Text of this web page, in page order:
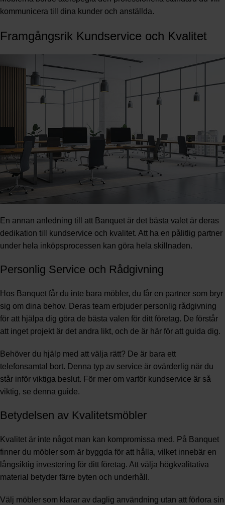
kommunicera till dina kunder och anställda.
Framgångsrik Kundservice och Kvalitet
En annan anledning till att Banquet är det bästa valet är deras
dedikation till kundservice och kvalitet. Att ha en pålitlig partner
under hela inköpsprocessen kan göra hela skillnaden.
Personlig Service och Rådgivning
Hos Banquet får du inte bara möbler, du får en partner som bryr
sig om dina behov. Deras team erbjuder personlig rådgivning
för att hjälpa dig göra de bästa valen för ditt företag. De förstår
att inget projekt är det andra likt, och de är här för att guida dig.
Behöver du hjälp med att välja rätt? De är bara ett
telefonsamtal bort. Denna typ av service är ovärderlig när du
står inför viktiga beslut. För mer om varför kundservice är så
viktig, se denna guide.
Betydelsen av Kvalitetsmöbler
Kvalitet är inte något man kan kompromissa med. På Banquet
finner du möbler som är byggda för att hålla, vilket innebär en
långsiktig investering för ditt företag. Att välja högkvalitativa
material betyder färre byten och underhåll.
Välj möbler som klarar av daglig användning utan att förlora sin